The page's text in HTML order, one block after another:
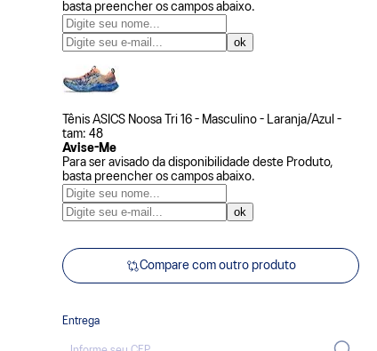
basta preencher os campos abaixo.
Tênis ASICS Noosa Tri 16 - Masculino - Laranja/Azul -
tam: 48
Avise-Me
Para ser avisado da disponibilidade deste Produto,
basta preencher os campos abaixo.
Compare com outro produto
Entrega